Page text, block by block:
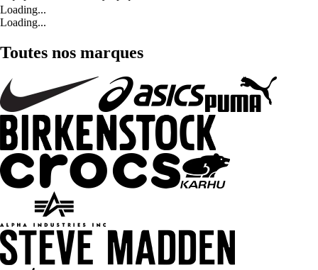
Loading...
Loading...
Toutes nos marques